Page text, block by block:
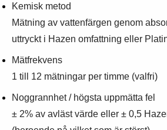
Kemisk metod
Mätning av vattenfärgen genom
uttryckt i Hazen omfattning eller
Mätfrekvens
1 till 12 mätningar per timme (valfri)
Noggrannhet / högsta uppmätta fel
± 2% av avläst värde eller ± 0,5